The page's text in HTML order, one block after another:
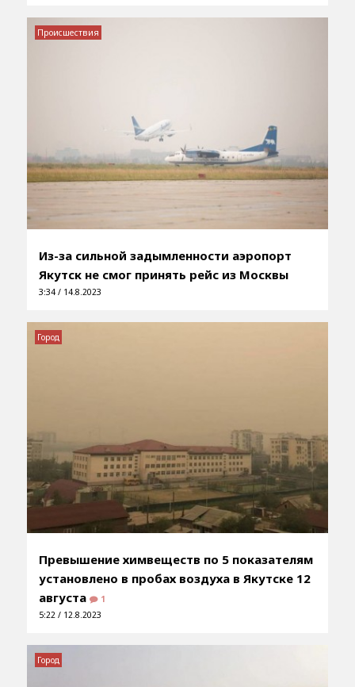
Из-за сильной задымленности аэропорт
Якутск не смог принять рейс из Москвы
3:34 / 14.8.2023
Происшествия
Превышение химвеществ по 5 показателям
установлено в пробах воздуха в Якутске 12
августа
1
5:22 / 12.8.2023
Город
Город